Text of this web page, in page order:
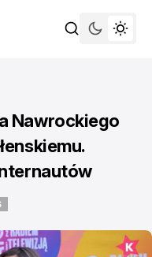
Nawrockiego